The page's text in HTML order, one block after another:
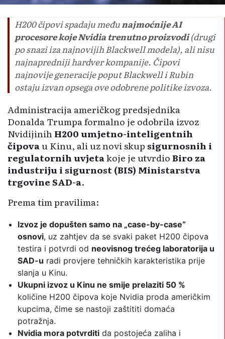
H200 čipovi spadaju međunajmoćnije AI
procesore koje Nvidia trenutno proizvodi(drugi
po snazi iza najnovijih Blackwell modela), ali nisu
najnapredniji hardver kompanije. Čipovi
najnovije generacije poput Blackwell i Rubin
ostaju izvan opsega ove odobrene politike izvoza.
Administracija američkog predsjednika
Donalda Trumpa formalno je odobrila izvoz
NvidijinihH200 umjetno-inteligentnih
čipovau Kinu, ali uz novi skup sigurnosnih i
regulatornih uvjetakoje je utvrdioBiro za
industriju i sigurnost (BIS) Ministarstva
trgovine SAD-a.
Prema tim pravilima:
Izvoz je dopušten samo na „case-by-case“
osnovi, uz zahtjev da se svaki paket H200 čipova
testira i potvrdi od neovisnog trećeg laboratorija u
SAD-u radi provjere tehničkih karakteristika prije
slanja u Kinu.
Ukupni izvoz u Kinu ne smije prelaziti 50 %
količine H200 čipova koje Nvidia proda američkim
kupcima, čime se nastoji zaštititi domaća
potražnja.
Nvidia mora potvrditi da postojeća zaliha i